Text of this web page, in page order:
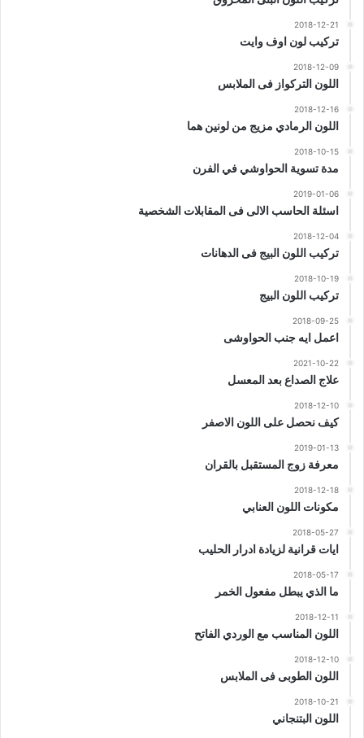
2018-12-21
تركيب لون اوف وايت
2018-12-09
اللون التركواز فى الملابس
2018-12-16
اللون الرمادي مزيج من لونين هما
2018-10-15
مدة تسوية الحواوشي في الفرن
2019-01-06
اسئلة الحاسب الالى فى المقابلات الشخصية
2018-12-04
تركيب اللون البيج فى الدهانات
2018-10-19
تركيب اللون البيج
2018-09-25
اعمل ايه جنب الحواوشى
2021-10-22
علاج الصداع بعد المعسل
2018-12-10
كيف نحصل على اللون الاصفر
2019-01-13
معرفة زوج المستقبل بالقران
2018-12-18
مكونات اللون العنابي
2018-05-27
ايات قرانية لزيادة ادرار الحليب
2018-05-17
ما الذي يبطل مفعول الخمر
2018-12-11
اللون المناسب مع الوردي الفاتح
2018-12-10
اللون الطوبى فى الملابس
2018-10-21
اللون البتنجاني